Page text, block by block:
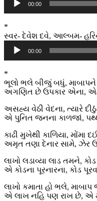
Player
00:00
*
સ્વર- દેવેશ દવે, આલ્બમ-
Audio
Player
00:00
*
ભૂલો ભલે બીજું બધું, માબાપને
અગણિત છે ઉપકાર એના,
અસહ્ય વેઠી વેદના, ત્યારે
એ પુનિત જનના કાળજાં,
કાઢી મુખેથી કાળિયા, મોંમા દઈ
અમૃત તણા દેનાર સામે, ઝેર
લાખો લડાવ્યા લાડ તમને,
એ કોડના પૂરનારના, કોડ
લાખો કમાતા હો ભલે, માબાપ
એ લાખ નહિ પણ રાખ છે, એ